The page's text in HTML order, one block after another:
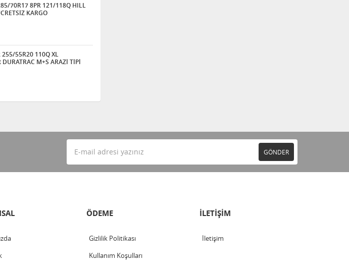
70R17 8PR 121/118Q HILL
KARGO
255/55R20 110Q XL
DURATRAC M+S ARAZİ TİPİ
GÖNDER
ÖDEME
Gizlilik Politikası
Kullanım Koşulları
İLETİŞİM
İletişim